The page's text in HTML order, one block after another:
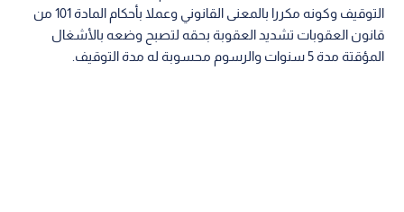
التوقيف وكونه مكررا بالمعنى القانوني وعملا بأحكام المادة 101 من
قانون العقوبات تشديد العقوبة بحقه لتصبح وضعه بالأشغال
المؤقتة مدة 5 سنوات والرسوم محسوبة له مدة التوقيف.